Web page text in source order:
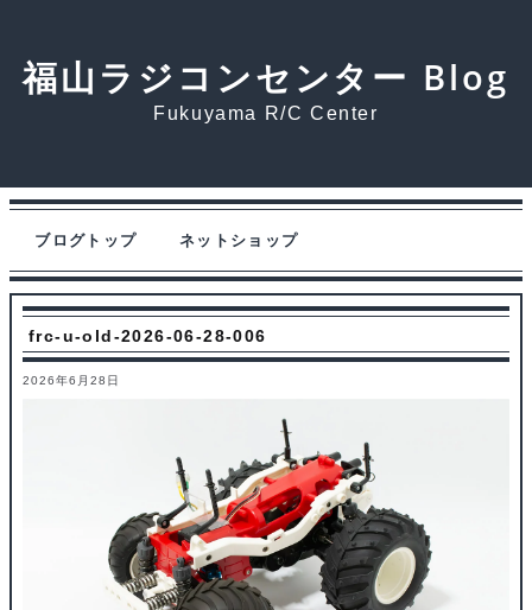
福山ラジコンセンター Blog
Fukuyama R/C Center
ブログトップ ネットショップ
frc-u-old-2026-06-28-006
2026年6月28日